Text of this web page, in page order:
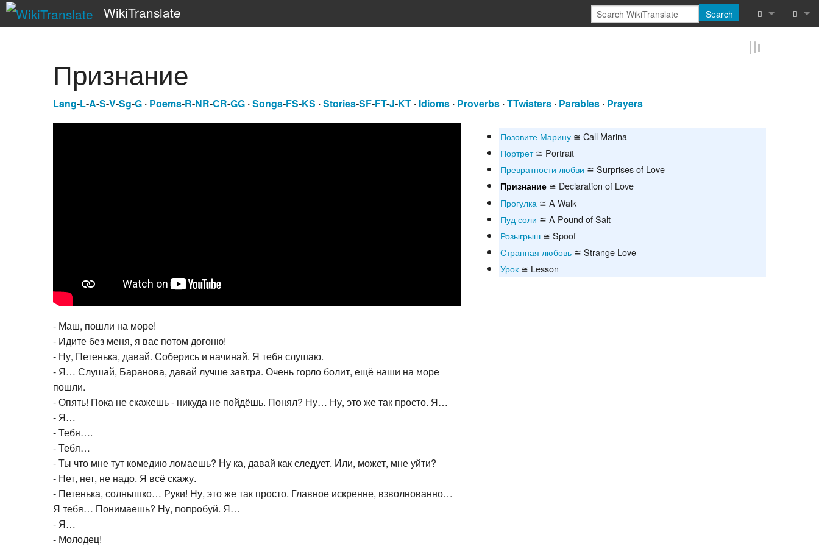
WikiTranslate Search
Признание
Lang-L-A-S-V-Sg-G · Poems-R-NR-CR-GG ·Songs-FS-KS ·Stories-SF-FT-J-KT · Idioms · Proverbs ·TTwisters · Parables · Prayers
Позовите Марину ≅ Call Marina
Портрет≅ Portrait
Превратности любви ≅ Surprises of Love
Признание ≅ Declaration of Love
Прогулка ≅ A Walk
Пуд соли ≅ A Pound of Salt
Розыгрыш ≅ Spoof
Странная любовь ≅ Strange Love
Урок ≅ Lesson
- Маш, пошли на море!
- Идите без меня, я вас потом догоню!
- Ну, Петенька, давай. Соберись и начинай. Я тебя слушаю.
- Я… Слушай, Баранова, давай лучше завтра. Очень горло болит, ещё наши на море
пошли.
- Опять! Пока не скажешь - никуда не пойдёшь. Понял? Ну… Ну, это же так просто. Я…
- Я…
- Тебя….
- Тебя…
- Ты что мне тут комедию ломаешь? Ну ка, давай как следует. Или, может, мне уйти?
- Нет, нет, не надо. Я всё скажу.
- Петенька, солнышко… Руки! Ну, это же так просто. Главное искренне, взволнованно…
Я тебя… Понимаешь? Ну, попробуй. Я…
- Я…
- Молодец!